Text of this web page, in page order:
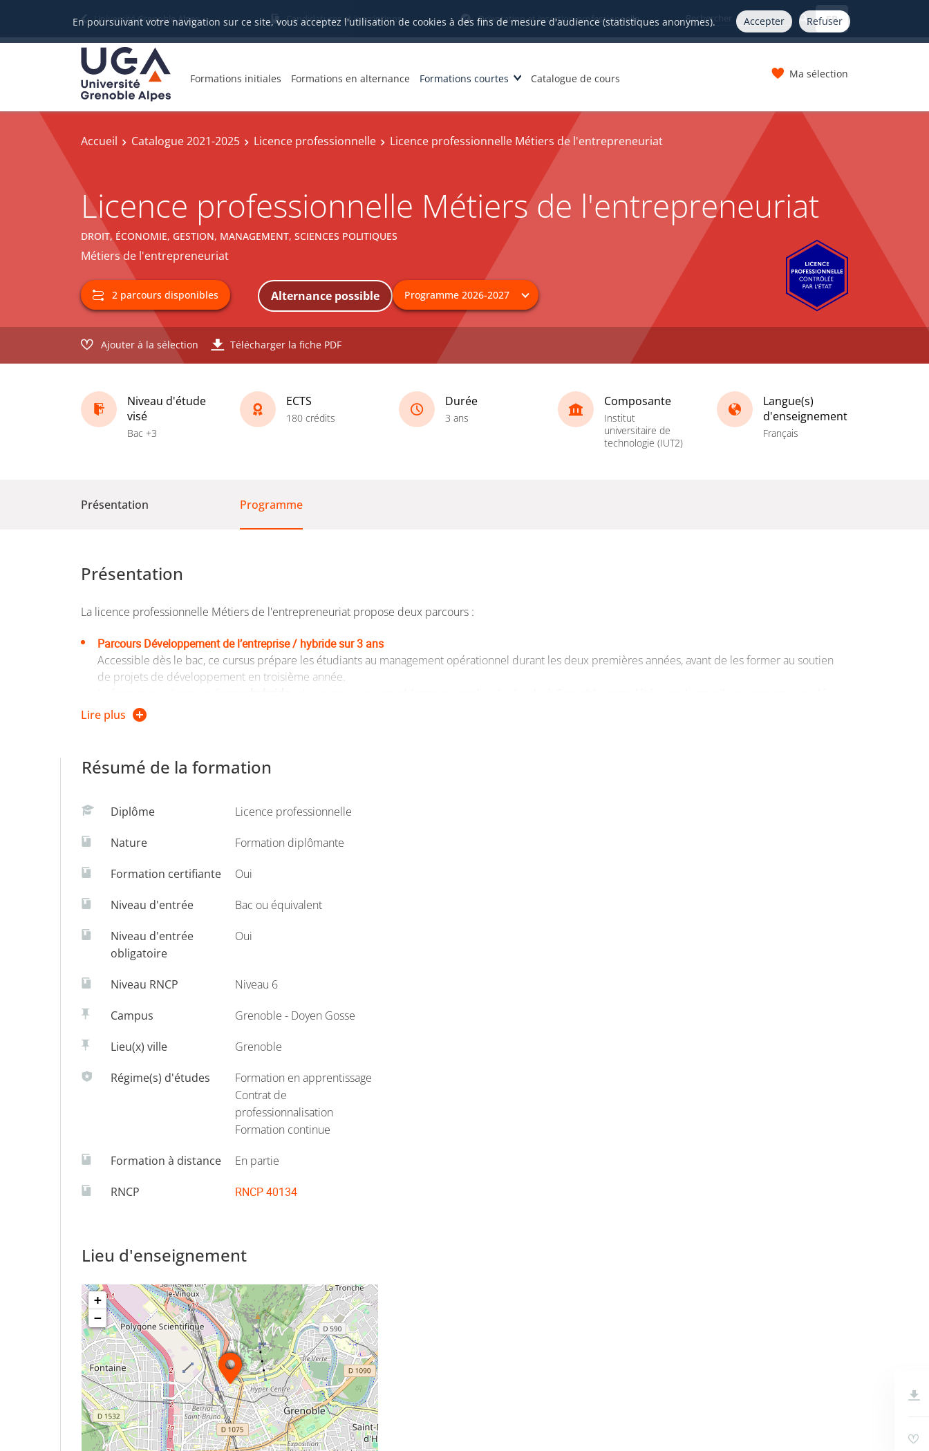
En poursuivant votre navigation sur ce site, vous acceptez l'utilisation de cookies à des fins de mesure d'audience (statistiques anonymes). Accepter Refuser
Université Grenoble Alpes Candidatures et inscriptions Orientation et insertion professionnelle FR
Formations initiales Formations en alternance Formations courtes Catalogue de cours Ma sélection
Accueil Catalogue 2021-2025 Licence professionnelle Licence professionnelle Métiers de l'entrepreneuriat
Licence professionnelle Métiers de l'entrepreneuriat
DROIT, ÉCONOMIE, GESTION, MANAGEMENT, SCIENCES POLITIQUES
Métiers de l'entrepreneuriat
2 parcours disponibles Alternance possible
Ajouter à la sélection Télécharger la fiche PDF
Niveau d'étude
visé
Bac +3
ECTS
180 crédits
Durée
3 ans
Composante
Institut
universitaire de
technologie (IUT2)
Langue(s)
d'enseignement
Français
Présentation Programme
Présentation
La licence professionnelle Métiers de l'entrepreneuriat propose deux parcours :
Parcours Développement de l’entreprise / hybride sur 3 ans
Accessible dès le bac, ce cursus prépare les étudiants au management opérationnel durant les deux premières années, avant de les former au soutien
de projets de développement en troisième année.
Ce temps flexible permet aux étudiants de mener un double projet (sportif, artistique ou autre) ou de choisir l'alternance.
selon un rythme de 2 jours en centre de formation (IUT2) et 3 jours en entreprise.
Lire plus
Résumé de la formation
Diplôme Licence professionnelle
Nature Formation diplômante
Formation certifiante Oui
Niveau d'entrée Bac ou équivalent
Niveau d'entrée
obligatoire
Oui
Niveau RNCP Niveau 6
Campus Grenoble - Doyen Gosse
Lieu(x) ville Grenoble
Régime(s) d'études
Formation en apprentissage
Contrat de
professionnalisation
Formation continue
Formation à distance En partie
RNCP RNCP 40134
Lieu d'enseignement
+
−